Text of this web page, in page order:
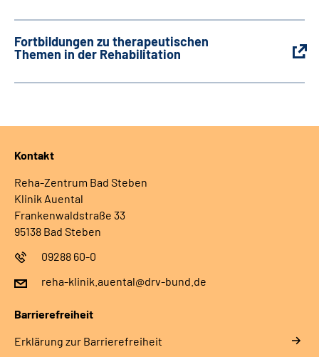
Fortbildungen zu therapeutischen
Themen in der Rehabilitation
Kontakt
Reha-Zentrum Bad Steben
Klinik Auental
Frankenwaldstraße 33
95138 Bad Steben
09288 60-0
reha-klinik.auental@drv-bund.de
Barrierefreiheit
Erklärung zur Barrierefreiheit